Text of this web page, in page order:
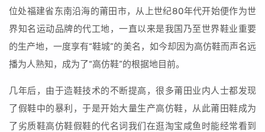
位处福建省东南沿海的莆田市，从上世纪80年代开始便作为世
界知名运动品牌的代工地，一直以来是我国乃至世界鞋业重要
的生产地，一度享有“鞋城”的美名，如今却因为高仿鞋而声名远
播为人熟知，成为了“高仿鞋”的根据地目前。
几年后，由于造鞋技术的不断提高，很多莆田业内人士都发现
了假鞋中的暴利，于是开始大量生产高仿鞋，从此莆田鞋成为
了劣质鞋高仿鞋假鞋的代名词我们在逛淘宝咸鱼时能经常看到